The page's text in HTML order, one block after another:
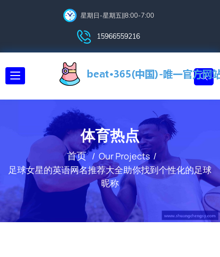
星期日-星期五||8:00-7:00
15966559216
体育热点
首页
Our Projects
足球女星的英语网名推荐大全助你找到个性化的足球
昵称